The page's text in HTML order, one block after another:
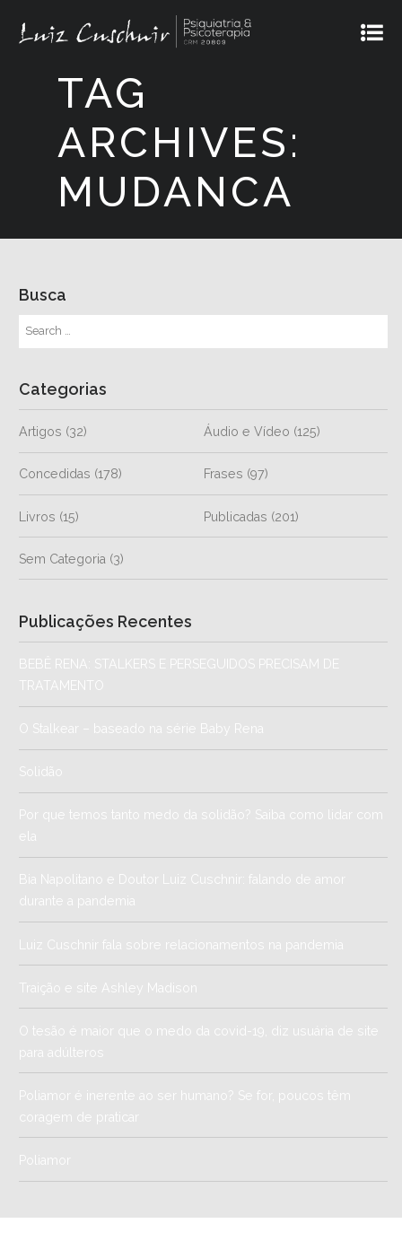
TAG
ARCHIVES:
MUDANCA
Busca
Categorias
Artigos (32) Áudio e Vídeo (125)
Concedidas (178) Frases (97)
Livros (15) Publicadas (201)
Sem Categoria (3)
Publicações Recentes
BEBÊ RENA: STALKERS E PERSEGUIDOS PRECISAM DE
TRATAMENTO
O Stalkear – baseado na série Baby Rena
Solidão
Por que temos tanto medo da solidão? Saiba como lidar com
ela
Bia Napolitano e Doutor Luiz Cuschnir: falando de amor
durante a pandemia
Luiz Cuschnir fala sobre relacionamentos na pandemia
Traição e site Ashley Madison
O tesão é maior que o medo da covid-19, diz usuária de site
para adúlteros
Poliamor é inerente ao ser humano? Se for, poucos têm
coragem de praticar
Poliamor